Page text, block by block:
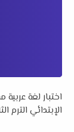
اختبار لغة
الإبتدائي الترم الثاني 2026 لمس